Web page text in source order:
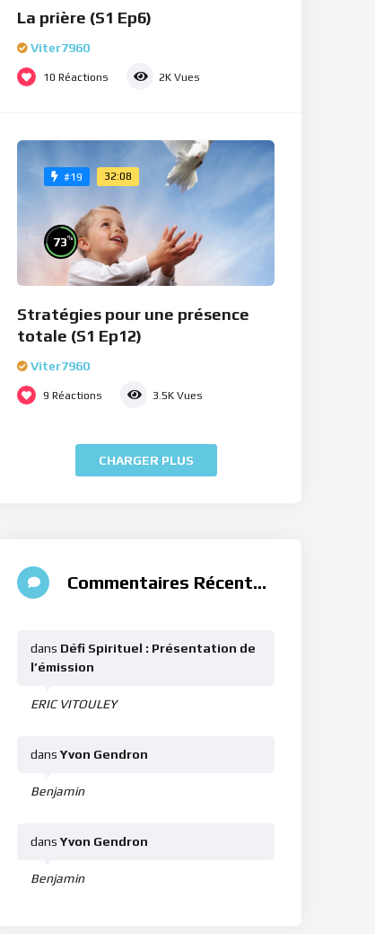
La prière (S1 Ep6)
Viter7960
10 Réactions 2K Vues
#19 32:08
73%
Stratégies pour une présence
totale (S1 Ep12)
Viter7960
9 Réactions 3.5K Vues
CHARGER PLUS
Commentaires Récents
ERIC VITOULEY
dans Défi Spirituel : Présentation de
l’émission
Benjamin
dansYvon Gendron
Benjamin
dansYvon Gendron